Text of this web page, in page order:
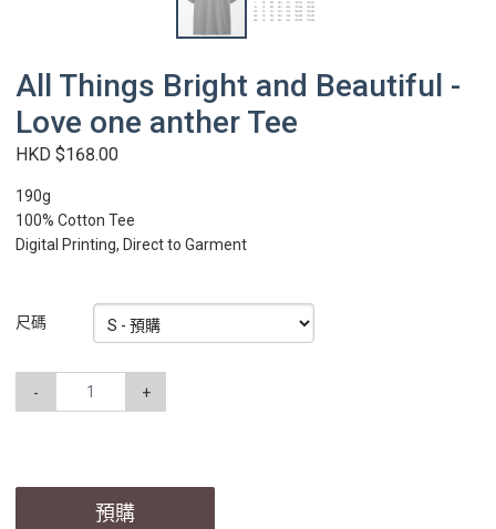
All Things Bright and Beautiful -
Love one anther Tee
HKD $168.00
190g
100% Cotton Tee
Digital Printing, Direct to Garment
尺碼
- +
預購